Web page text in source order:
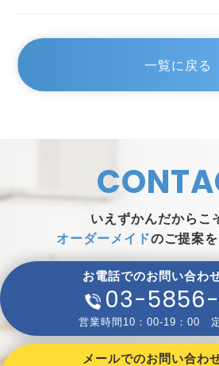
一覧に戻る
いえずかんだからこ
オーダーメイドのご提案
お電話でのお問い合わ
03-5856-
営業時間10：00-19：00
メールでのお問い合わ